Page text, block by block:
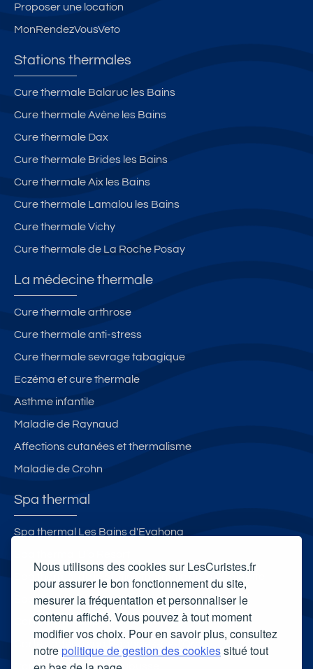
Nous utilisons des cookies sur LesCuristes.fr
pour assurer le bon fonctionnement du site,
mesurer la fréquentation et personnaliser le
contenu affiché. Vous pouvez à tout moment
modifier vos choix. Pour en savoir plus, consultez
notrepolitique de gestion des cookiessitué tout
Proposer une location
MonRendezVousVeto
Stations thermales
Cure thermale Balaruc les Bains
Cure thermale Avène les Bains
Cure thermale Dax
Cure thermale Brides les Bains
Cure thermale Aix les Bains
Cure thermale Lamalou les Bains
Cure thermale Vichy
Cure thermale de La Roche Posay
La médecine thermale
Cure thermale arthrose
Cure thermale anti-stress
Cure thermale sevrage tabagique
Eczéma et cure thermale
Asthme infantile
Maladie de Raynaud
Affections cutanées et thermalisme
Maladie de Crohn
Spa thermal
Spa thermal Les Bains d'Evahona
Spa Thermal de Montbrun-les-Bains
Carte cadeau spa Vichy
Carte cadeau spa Bagnoles-de-l'Orne
Carte cadeau spa Saubusse